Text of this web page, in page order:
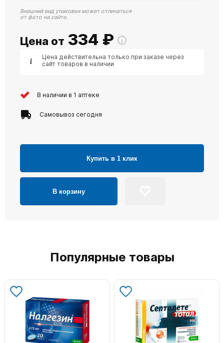
Внешний вид упаковки может отличаться
от фото на сайте.
Цена от 334 ₽
Цена действительна только при заказе через
сайт товаров в наличии
В наличии в 1 аптеке
Самовывоз сегодня
Купить в 1 клик
В корзину
Популярные товары